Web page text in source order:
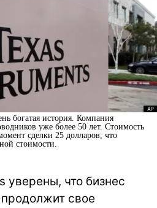
богатая история. Компания
уже более 50 лет. Стоимость
сделки 25 долларов, что
стоимости.
уверены, что бизнес
свое